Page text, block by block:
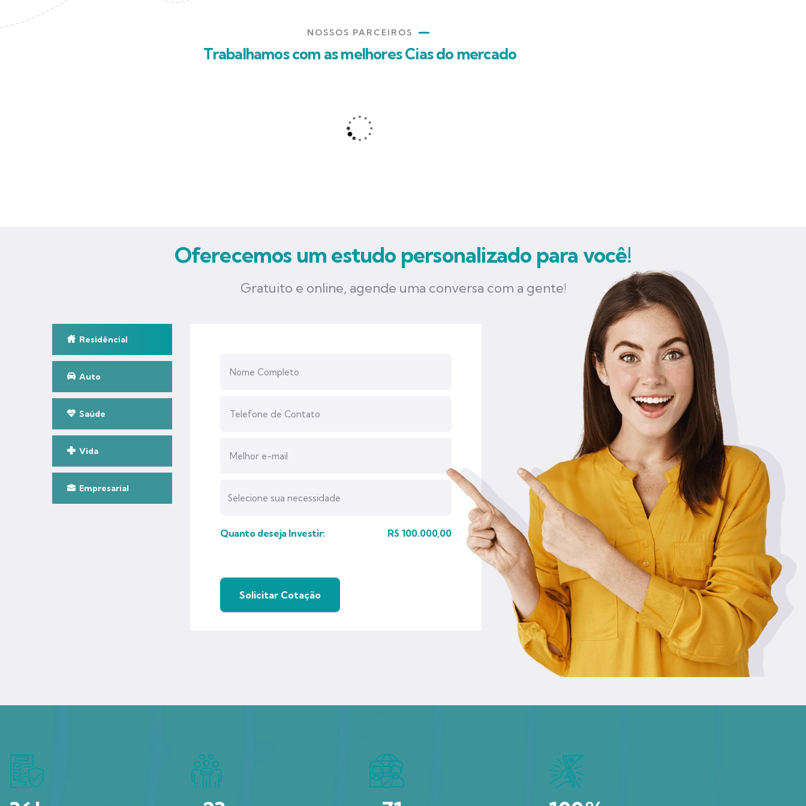
NOSSOS PARCEIROS
Trabalhamos com as melhores Cias do mercado
Oferecemos um estudo personalizado para você!
Gratuito e online, agende uma conversa com a gente!
Residêncial
Auto
Saúde
Vida
Empresarial
Quanto deseja Investir: R$ 100.000,00